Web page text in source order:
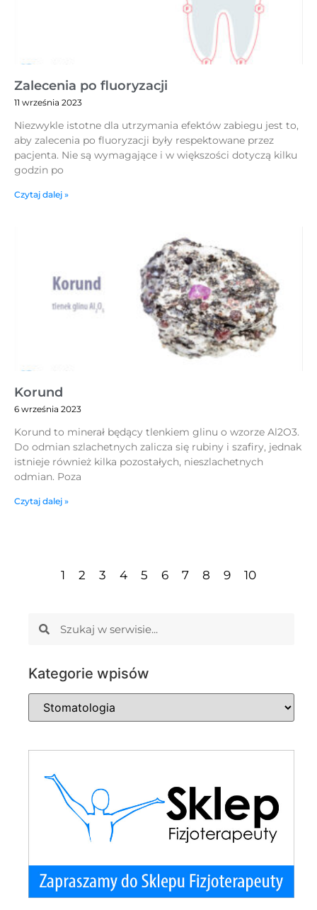
Zalecenia po fluoryzacji
11 września 2023
Niezwykle istotne dla utrzymania efektów zabiegu jest to,
aby zalecenia po fluoryzacji były respektowane przez
pacjenta. Nie są wymagające i w większości dotyczą kilku
godzin po
Czytaj dalej »
Korund
6 września 2023
Korund to minerał będący tlenkiem glinu o wzorze Al2O3.
Do odmian szlachetnych zalicza się rubiny i szafiry, jednak
istnieje również kilka pozostałych, nieszlachetnych
odmian. Poza
Czytaj dalej »
1 2 3 4 5 6 7 8 9 10
Kategorie wpisów